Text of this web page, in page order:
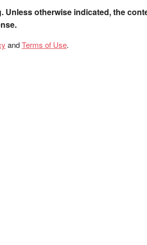
Unless otherwise indicated, the
andTerms of Use.